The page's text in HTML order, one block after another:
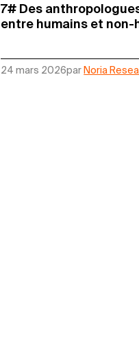
7# Des
entre humains et non-
24 mars 2026par Noria